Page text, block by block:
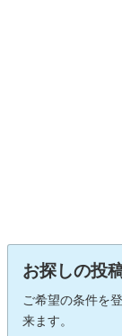
お探しの投
ご希望の条件を
来ます。